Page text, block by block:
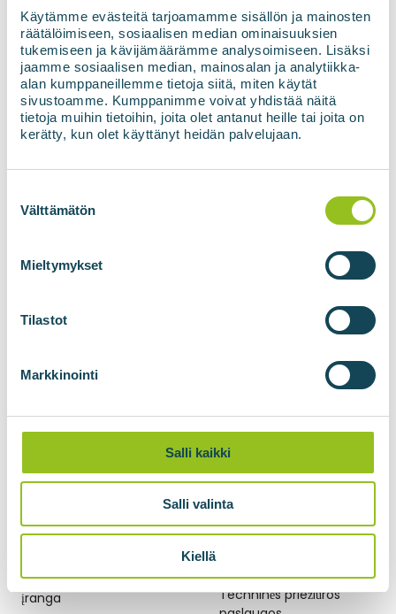
Käytämme evästeitä tarjoamamme sisällön ja mainosten
räätälöimiseen, sosiaalisen median ominaisuuksien
tukemiseen ja kävijämäärämme analysoimiseen. Lisäksi
jaamme sosiaalisen median, mainosalan ja analytiikka-
alan kumppaneillemme tietoja siitä, miten käytät
sivustoamme. Kumppanimme voivat yhdistää näitä
tietoja muihin tietoihin, joita olet antanut heille tai joita on
kerätty, kun olet käyttänyt heidän palvelujaan.
valinta
Välttämätön
Mieltymykset
Tilastot
Markkinointi
Salli kaikki
Salli valinta
Kiellä
Prenumeruoti naujienlaiškį
perpylimo konteineriai
Biometano skystinimas
BIOskiediklis anglies
dioksidui skystinti
Išankstinio apdorojimo
įranga
Techninės priežiūros